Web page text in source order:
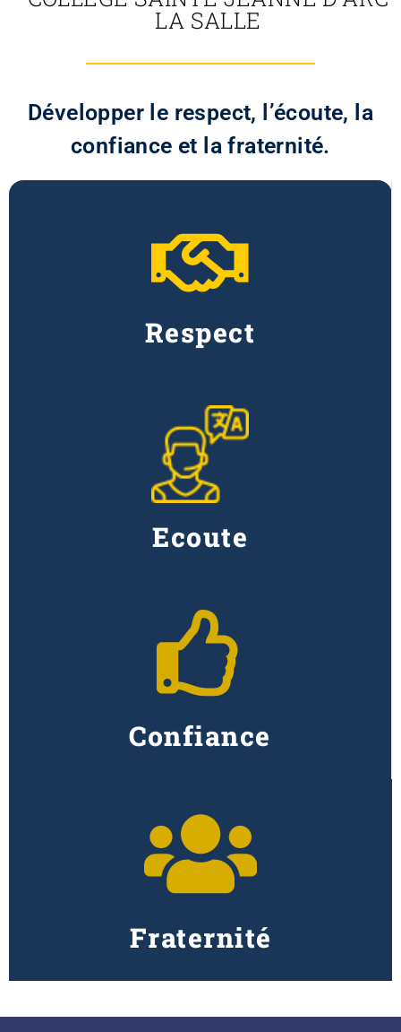
LA SALLE
Développer le respect, l’écoute, la
confiance et la fraternité.
Respect
Ecoute
Confiance
Fraternité